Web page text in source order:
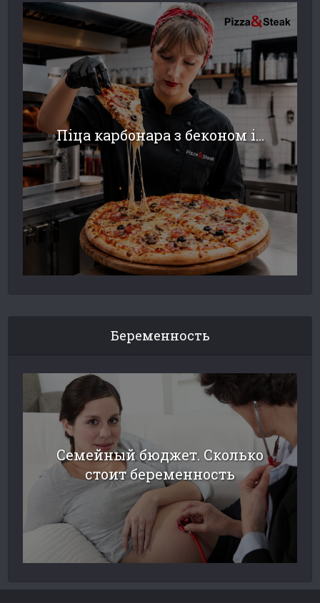
Піца карбонара з беконом і...
Беременность
Семейный бюджет. Сколько
стоит беременность